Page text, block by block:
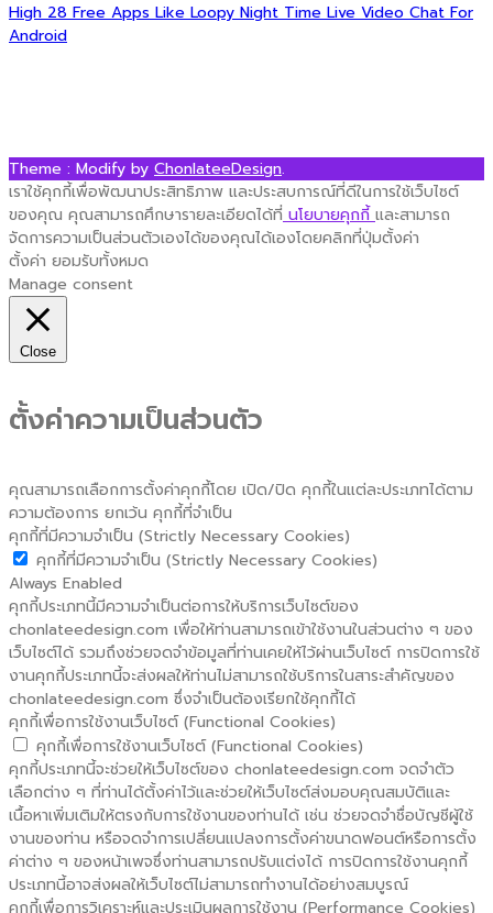
High 28 Free Apps Like Loopy Night Time Live Video Chat For
Android
Theme : Modify by ChonlateeDesign.
เราใช้คุกกี้เพื่อพัฒนาประสิทธิภาพ และประสบการณ์ที่ดีในการใช้เว็บไซต์
ของคุณ คุณสามารถศึกษารายละเอียดได้ที่ นโยบายคุกกี้ และสามารถ
จัดการความเป็นส่วนตัวเองได้ของคุณได้เองโดยคลิกที่ปุ่มตั้งค่า
ตั้งค่า ยอมรับทั้งหมด
Manage consent
Close
ตั้งค่าความเป็นส่วนตัว
คุณสามารถเลือกการตั้งค่าคุกกี้โดย เปิด/ปิด คุกกี้ในแต่ละประเภทได้ตาม
ความต้องการ ยกเว้น คุกกี้ที่จำเป็น
คุกกี้ที่มีความจำเป็น (Strictly Necessary Cookies)
คุกกี้ที่มีความจำเป็น (Strictly Necessary Cookies)
Always Enabled
คุกกี้ประเภทนี้มีความจำเป็นต่อการให้บริการเว็บไซต์ของ
chonlateedesign.com เพื่อให้ท่านสามารถเข้าใช้งานในส่วนต่าง ๆ ของ
เว็บไซต์ได้ รวมถึงช่วยจดจำข้อมูลที่ท่านเคยให้ไว้ผ่านเว็บไซต์ การปิดการใช้
งานคุกกี้ประเภทนี้จะส่งผลให้ท่านไม่สามารถใช้บริการในสาระสำคัญของ
chonlateedesign.com ซึ่งจำเป็นต้องเรียกใช้คุกกี้ได้
คุกกี้เพื่อการใช้งานเว็บไซต์ (Functional Cookies)
คุกกี้เพื่อการใช้งานเว็บไซต์ (Functional Cookies)
คุกกี้ประเภทนี้จะช่วยให้เว็บไซต์ของ chonlateedesign.com จดจำตัว
เลือกต่าง ๆ ที่ท่านได้ตั้งค่าไว้และช่วยให้เว็บไซต์ส่งมอบคุณสมบัติและ
เนื้อหาเพิ่มเติมให้ตรงกับการใช้งานของท่านได้ เช่น ช่วยจดจำชื่อบัญชีผู้ใช้
งานของท่าน หรือจดจำการเปลี่ยนแปลงการตั้งค่าขนาดฟอนต์หรือการตั้ง
ค่าต่าง ๆ ของหน้าเพจซึ่งท่านสามารถปรับแต่งได้ การปิดการใช้งานคุกกี้
ประเภทนี้อาจส่งผลให้เว็บไซต์ไม่สามารถทำงานได้อย่างสมบูรณ์
คุกกี้เพื่อการวิเคราะห์และประเมินผลการใช้งาน (Performance Cookies)